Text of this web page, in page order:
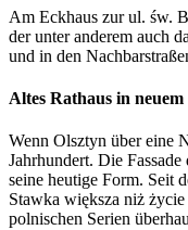
Am Eckhaus zur ul. św.
der unter anderem auch
und in den
Altes Rathaus in neuem
Wenn Olsztyn über eine
Jahrhundert. Die
seine heutige Form. Seit
Stawka większa niż
polnischen Serien